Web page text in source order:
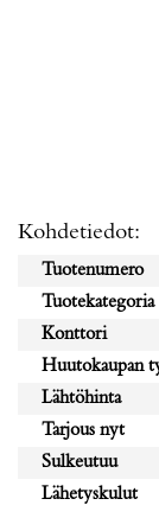
Kohdetiedot:
Tuotenumero
Tuotekategoria
Konttori
Huutokaupan
Lähtöhinta
Tarjous nyt
Sulkeutuu
Lähetyskulut